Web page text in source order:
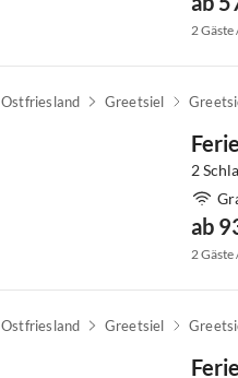
2 Gäste
Ostfriesland Greetsiel
2
ab
2 Gäste
Ostfriesland Greetsiel